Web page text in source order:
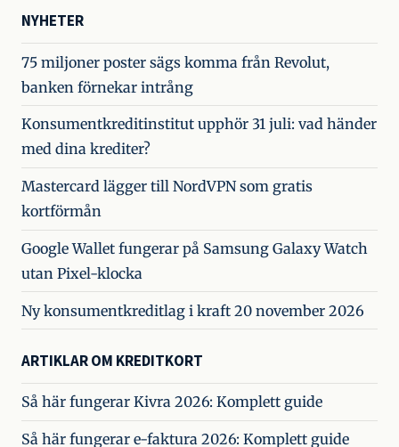
NYHETER
75 miljoner poster sägs komma från Revolut,
banken förnekar intrång
Konsumentkreditinstitut upphör 31 juli: vad händer
med dina krediter?
Mastercard lägger till NordVPN som gratis
kortförmån
Google Wallet fungerar på Samsung Galaxy Watch
utan Pixel-klocka
Ny konsumentkreditlag i kraft 20 november 2026
ARTIKLAR OM KREDITKORT
Så här fungerar Kivra 2026: Komplett guide
Så här fungerar e-faktura 2026: Komplett guide